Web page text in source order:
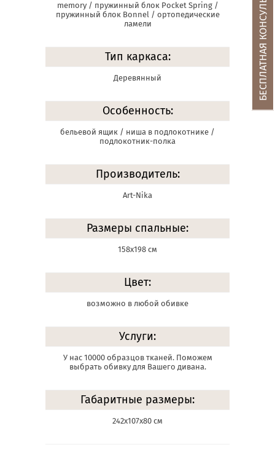
memory / пружинный блок Pocket Spring /
пружинный блок Bonnel / ортопедические
ламели
Тип каркаса:
Деревянный
Особенность:
бельевой ящик / ниша в подлокотнике /
подлокотник-полка
Производитель:
Art-Nika
Размеры спальные:
158х198 см
Цвет:
возможно в любой обивке
Услуги:
У нас 10000 образцов тканей. Поможем
выбрать обивку для Вашего дивана.
Габаритные размеры:
242х107х80 см
БЕСПЛАТНАЯ КОНСУЛЬТАЦИЯ